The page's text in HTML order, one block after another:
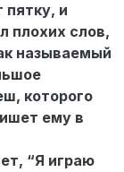
пятку, и
плохих слов,
называемый
которого
ему в
“Я играю